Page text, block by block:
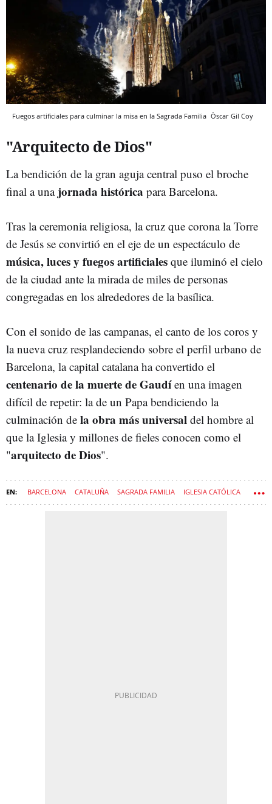
Fuegos artificiales para culminar la misa en la Sagrada Familia Òscar Gil Coy
"Arquitecto de Dios"
La bendición de la gran aguja central puso el broche
final a unajornada histórica para Barcelona.
Tras la ceremonia religiosa, la cruz que corona la Torre
de Jesús se convirtió en el eje de un espectáculo de
música, luces y fuegos artificiales que iluminó el cielo
de la ciudad ante la mirada de miles de personas
congregadas en los alrededores de la basílica.
Con el sonido de las campanas, el canto de los coros y
la nueva cruz resplandeciendo sobre el perfil urbano de
Barcelona, la capital catalana ha convertido el
centenario de la muerte de Gaudíen una imagen
difícil de repetir: la de un Papa bendiciendo la
culminación de la obra más universal del hombre al
que la Iglesia y millones de fieles conocen como el
"arquitecto de Dios".
BARCELONA CATALUÑA SAGRADA FAMILIA IGLESIA CATÓLICA